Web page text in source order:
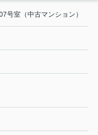
号室（中古マンション）